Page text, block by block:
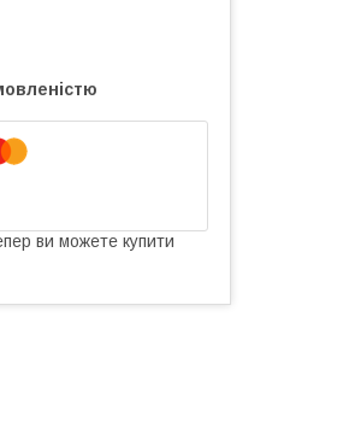
ви можете купити